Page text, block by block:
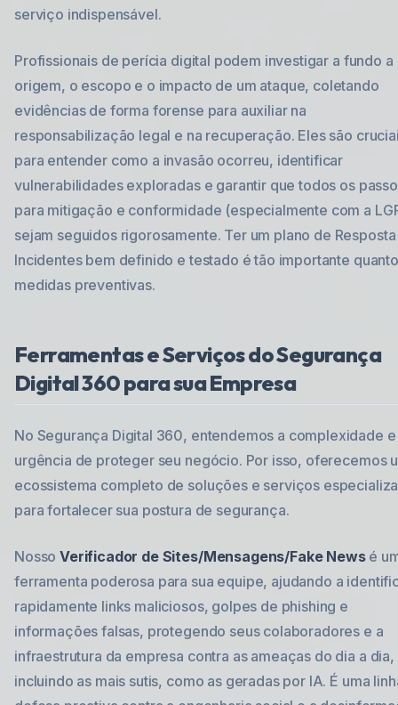
serviço indispensável.
Profissionais de perícia digital podem investigar a fundo a
origem, o escopo e o impacto de um ataque, coletando
evidências de forma forense para auxiliar na
responsabilização legal e na recuperação. Eles são
para entender como a invasão ocorreu, identificar
vulnerabilidades exploradas e garantir que todos os
para mitigação e conformidade (especialmente com a
sejam seguidos rigorosamente. Ter um plano de Resposta
Incidentes bem definido e testado é tão importante
medidas preventivas.
Ferramentas e Serviços do Segurança
Digital 360 para sua Empresa
No Segurança Digital 360, entendemos a complexidade e
urgência de proteger seu negócio. Por isso, oferecemos
ecossistema completo de soluções e serviços
para fortalecer sua postura de segurança.
NossoVerificador de Sites/Mensagens/Fake Newsé
ferramenta poderosa para sua equipe, ajudando a
rapidamente links maliciosos, golpes de phishing e
informações falsas, protegendo seus colaboradores e a
infraestrutura da empresa contra as ameaças do dia a dia,
incluindo as mais sutis, como as geradas por IA. É uma